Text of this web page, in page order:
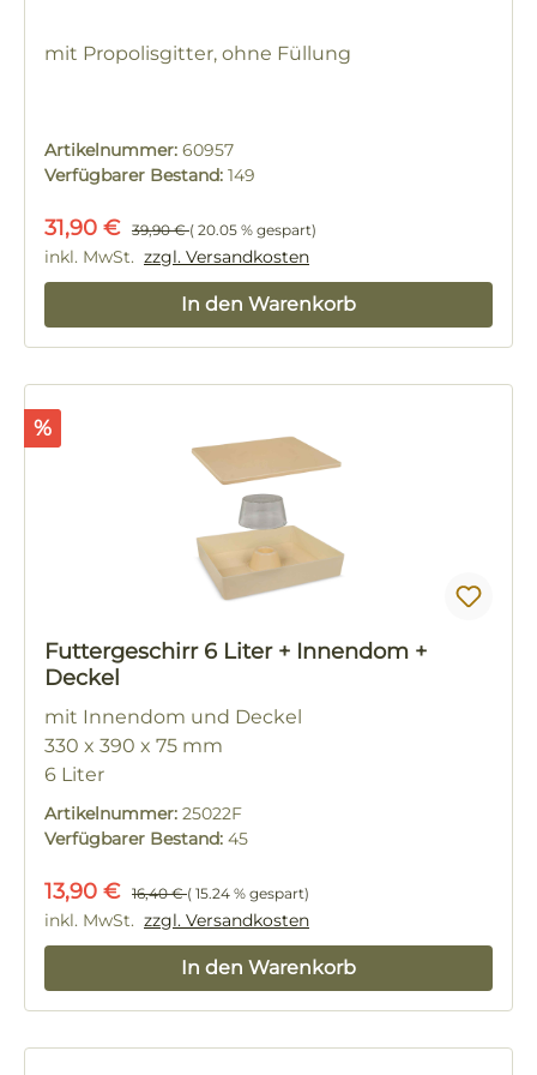
mit Propolisgitter, ohne Füllung
Artikelnummer: 60957
Verfügbarer Bestand: 149
Verkaufspreis:
31,90 € Regulärer Preis:
39,90 €( 20.05 % gespart)
inkl. MwSt. zzgl. Versandkosten
In den Warenkorb
Rabatt
%
Futtergeschirr 6 Liter + Innendom +
Deckel
mit Innendom und Deckel
330 x 390 x 75 mm
6 Liter
Artikelnummer: 25022F
Verfügbarer Bestand: 45
Verkaufspreis:
13,90 € Regulärer Preis:
16,40 €( 15.24 % gespart)
inkl. MwSt. zzgl. Versandkosten
In den Warenkorb